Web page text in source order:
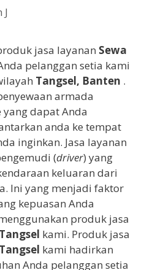
jasa layanan Sewa
pelanggan setia kami
Tangsel, Banten .
armada
dapat Anda
anda ke tempat
inginkan. Jasa layanan
(driver) yang
keluaran dari
Ini yang menjadi faktor
kepuasan Anda
produk jasa
kami. Produk jasa
kami hadirkan
Anda pelanggan setia